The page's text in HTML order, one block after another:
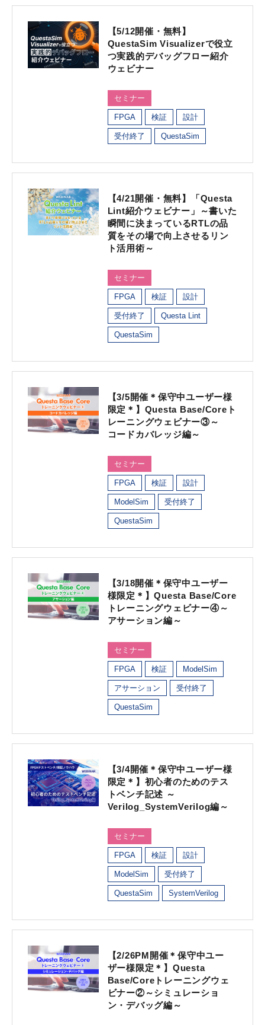
【5/12開催・無料】
QuestaSim Visualizerで役立
つ実践的デバッグフロー紹介
ウェビナー
セミナー
FPGA 検証 設計
受付終了 QuestaSim
【4/21開催・無料】「Questa
Lint紹介ウェビナー」～書いた
瞬間に決まっているRTLの品
質をその場で向上させるリン
ト活用術～
セミナー
FPGA 検証 設計
受付終了 Questa Lint
QuestaSim
【3/5開催＊保守中ユーザー様
限定＊】Questa Base/Coreト
レーニングウェビナー③～
コードカバレッジ編～
セミナー
FPGA 検証 設計
ModelSim 受付終了
QuestaSim
【3/18開催＊保守中ユーザー
様限定＊】Questa Base/Core
トレーニングウェビナー④～
アサーション編～
セミナー
FPGA 検証 ModelSim
アサーション 受付終了
QuestaSim
【3/4開催＊保守中ユーザー様
限定＊】初心者のためのテス
トベンチ記述 ～
Verilog_SystemVerilog編～
セミナー
FPGA 検証 設計
ModelSim 受付終了
QuestaSim SystemVerilog
【2/26PM開催＊保守中ユー
ザー様限定＊】Questa
Base/Coreトレーニングウェ
ビナー②～シミュレーショ
ン・デバッグ編～